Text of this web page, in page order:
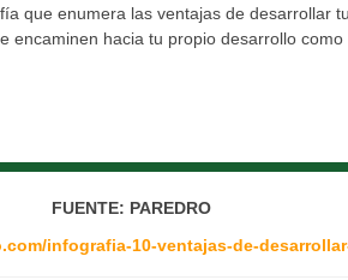
que enumera las ventajas de desarrollar
encaminen hacia tu propio desarrollo
FUENTE: PAREDRO
infografia-10-ventajas-de-